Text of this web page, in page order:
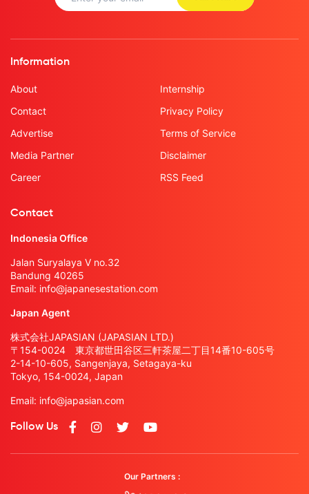
Information
About
Contact
Advertise
Media Partner
Career
Internship
Privacy Policy
Terms of Service
Disclaimer
RSS Feed
Contact
Indonesia Office
Jalan Suryalaya V no.32
Bandung 40265
Email: info@japanesestation.com
Japan Agent
株式会社JAPASIAN (JAPASIAN LTD.)
〒154-0024 東京都世田谷区三軒茶屋二丁目14番10-605号
2-14-10-605, Sangenjaya, Setagaya-ku
Tokyo, 154-0024, Japan
Email: info@japasian.com
Follow Us
Our Partners :